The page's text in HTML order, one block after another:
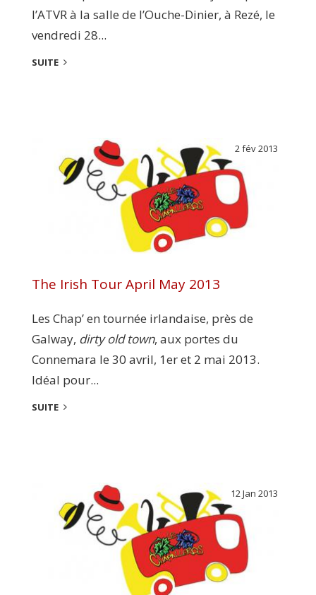
l’ATVR à la salle de l’Ouche-Dinier, à Rezé, le
vendredi 28...
SUITE
The Irish Tour April May 2013
Les Chap’ en tournée irlandaise, près de
Galway, dirty old town, aux portes du
Connemara le 30 avril, 1er et 2 mai 2013.
Idéal pour...
2 fév 2013
SUITE
12 Jan 2013